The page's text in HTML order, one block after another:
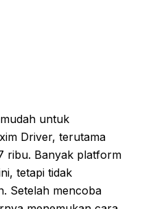
untuk
Driver, terutama
ribu. Banyak platform
tetapi tidak
Setelah mencoba